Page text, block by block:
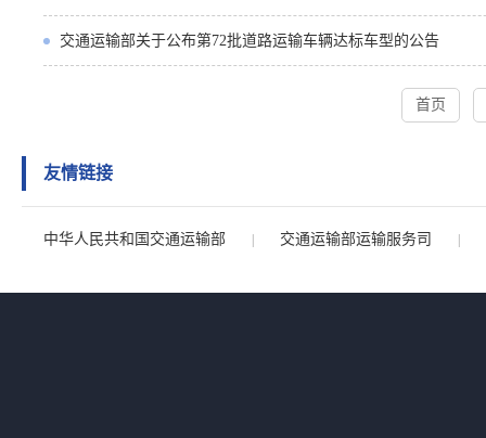
交通运输部关于公布第72批道路运输车辆达标车型的公告
首页
友情链接
中华人民共和国交通运输部 交通运输部运输服务司